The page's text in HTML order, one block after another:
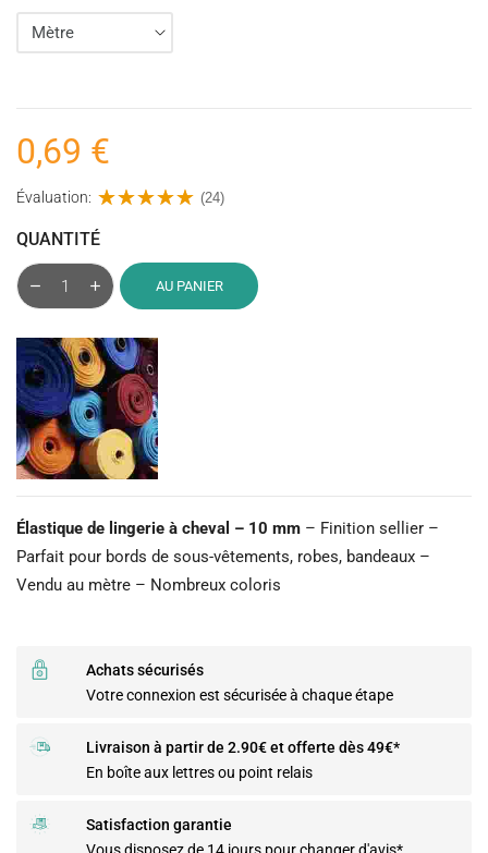
0,69 €
Évaluation: (24)
QUANTITÉ
AU PANIER
Élastique de lingerie à cheval – 10 mm – Finition sellier –
Parfait pour bords de sous-vêtements, robes, bandeaux –
Vendu au mètre – Nombreux coloris
Achats sécurisés
Votre connexion est sécurisée à chaque étape
Livraison à partir de 2.90€ et offerte dès 49€*
En boîte aux lettres ou point relais
Satisfaction garantie